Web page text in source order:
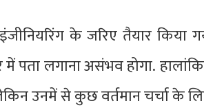
के जरिए तैयार किया
पता लगाना असंभव होगा.
उनमें से कुछ वर्तमान चर्चा के